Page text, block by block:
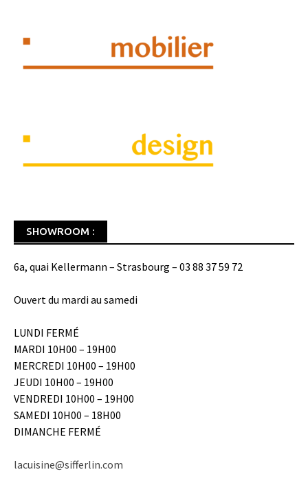
SHOWROOM :
6a, quai Kellermann – Strasbourg – 03 88 37 59 72
Ouvert du mardi au samedi
LUNDI FERMÉ
MARDI 10H00 – 19H00
MERCREDI 10H00 – 19H00
JEUDI 10H00 – 19H00
VENDREDI 10H00 – 19H00
SAMEDI 10H00 – 18H00
DIMANCHE FERMÉ
lacuisine@sifferlin.com